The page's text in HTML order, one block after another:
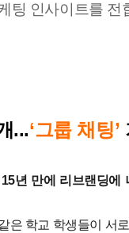
팅 인사이트를 전
...‘그룹 채팅’
년 만에 리브랜딩
은 학교 학생들이 서